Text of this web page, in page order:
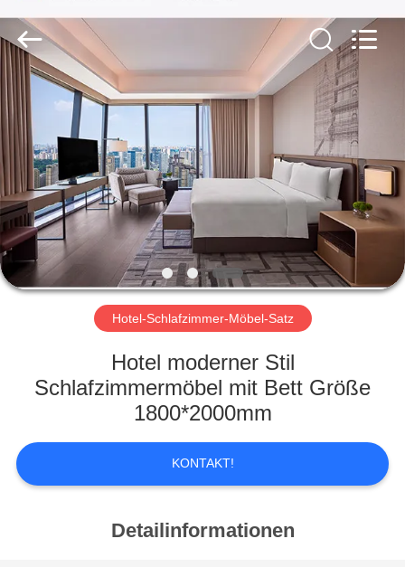
ZU
HAUSE
PRODUKTE
VIDEOS
VR-
ÜBER
WERKSBESICHTIGUNG
QUALITÄTSKONTROLLE
ZENCO.
Rights
Reserved.
Hotel-Schlafzimmer-Möbel-Satz
Hotel moderner Stil
Schlafzimmermöbel mit Bett Größe
1800*2000mm
KONTAKT!
Detailinformationen